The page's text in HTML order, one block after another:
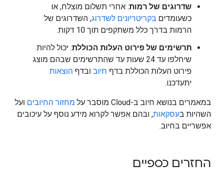
שדרוגים של רמות: אחרי תשלום מוצלח, או
כשעומדים בקריטריונים לשדרוג, השדרוגים של
הרמות בדרך כלל משתקפים תוך 10 דקות.
תרשימים של פירוט העלות הכוללת: יכול להיות
שיחלפו עד 24 שעות עד שהתרשימים שבהם מוצג
פירוט העלות הכוללת בדף חיוב ובדף הוצאות
יתעדכנו.
במאמרים בנושא חיוב ב-Cloud מוסבר על מחזור החיובים ועל
השהיות בעסקאות, ובהם אפשר לקרוא מידע נוסף על עיכובים
אפשריים בחיוב.
החזרים כספיים